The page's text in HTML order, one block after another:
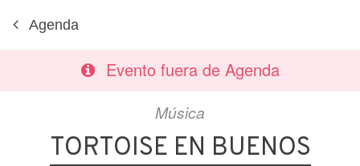
Agenda
Evento fuera de Agenda
Música
TORTOISE EN BUENOS